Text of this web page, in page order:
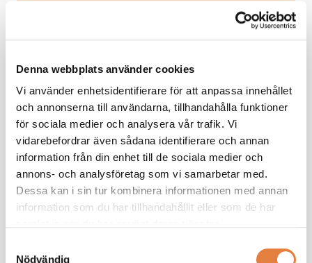
Denna webbplats använder cookies
Vi använder enhetsidentifierare för att anpassa innehållet
och annonserna till användarna, tillhandahålla funktioner
för sociala medier och analysera vår trafik. Vi
vidarebefordrar även sådana identifierare och annan
information från din enhet till de sociala medier och
annons- och analysföretag som vi samarbetar med.
Dessa kan i sin tur kombinera informationen med annan
information som du har tillhandahållit eller som de har
Nödvändig
medlemsexklusivt innehåll
bygger vi din kunskap.
Ta de lav branschanpassade kollektivavtal som
underlättar vardagen
Saknar du ett medlemskonto?Registrera här